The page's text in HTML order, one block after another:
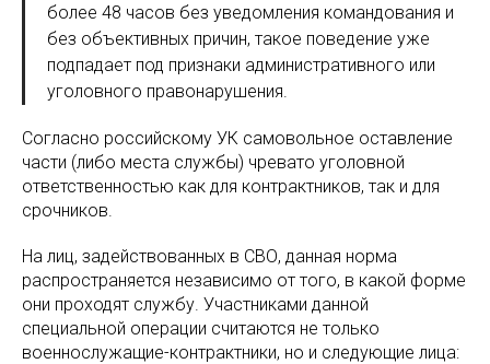
более 48 часов без уведомления командования и
без объективных причин, такое поведение уже
подпадает под признаки административного или
уголовного правонарушения.
Согласно российскому УК самовольное оставление
части (либо места службы) чревато уголовной
ответственностью как для контрактников, так и для
срочников.
На лиц, задействованных в СВО, данная норма
распространяется независимо от того, в какой форме
они проходят службу. Участниками данной
специальной операции считаются не только
военнослужащие-контрактники, но и следующие лица: